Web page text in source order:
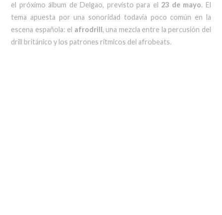
el próximo álbum de Delgao, previsto para el 23 de mayo. El
tema apuesta por una sonoridad todavía poco común en la
escena española: el afrodrill, una mezcla entre la percusión del
drill británico y los patrones rítmicos del afrobeats.